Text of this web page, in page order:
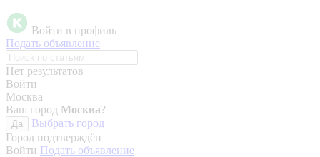
Войти в профиль
Подать объявление
Нет результатов
Войти
Москва
Ваш город Москва?
Да
Выбрать город
Город подтверждён
Войти Подать объявление